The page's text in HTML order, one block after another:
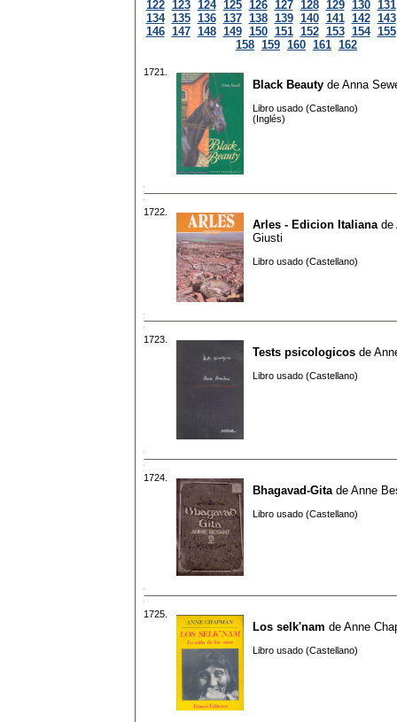
122 123 124 125 126 127 128 129 130 131
134 135 136 137 138 139 140 141 142 143
146 147 148 149 150 151 152 153 154 155
158 159 160 161 162
1721.
Black Beauty de Anna
Libro usado (Castellano)
(Inglés)
1722.
Arles - Edicion Italiana de
Giusti
Libro usado (Castellano)
1723.
Tests psicologicos de
Libro usado (Castellano)
1724.
Bhagavad-Gita de Anne
Libro usado (Castellano)
1725.
Los selk'nam de Anne
Libro usado (Castellano)